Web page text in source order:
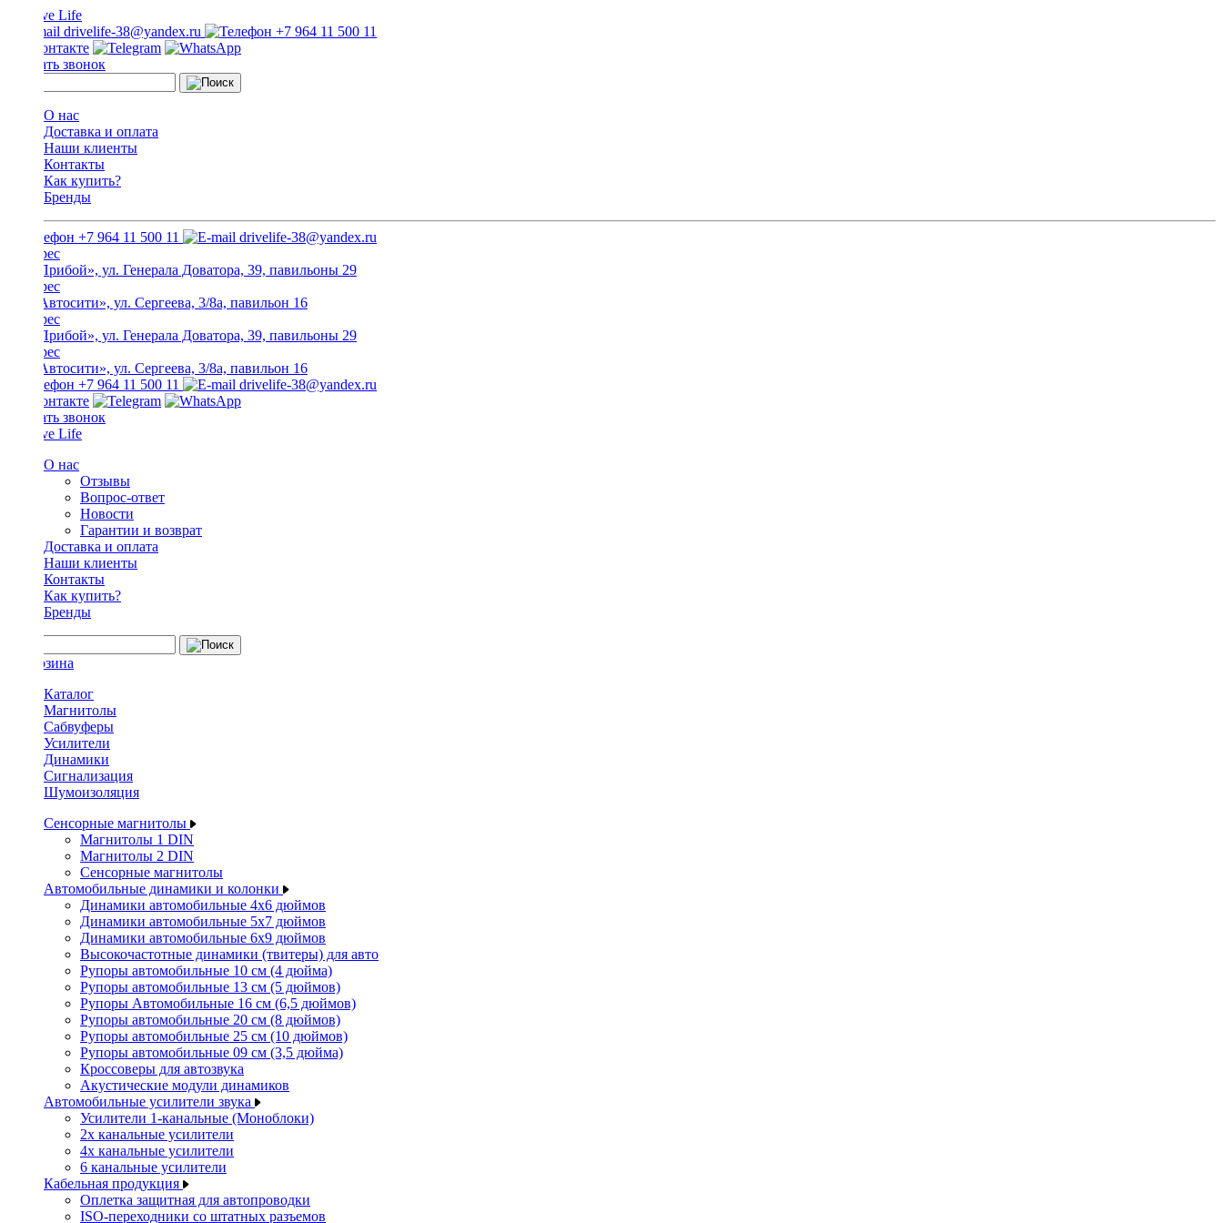
drivelife-38@yandex.ru +7 964 11 500 11
Заказать звонок
О нас
Доставка и оплата
Наши клиенты
Контакты
Как купить?
Бренды
+7 964 11 500 11 drivelife-38@yandex.ru
ТЦ «Прибой», ул. Генерала Доватора, 39, павильоны 29
ТЦ «Автосити», ул. Сергеева, 3/8а, павильон 16
ТЦ «Прибой», ул. Генерала Доватора, 39, павильоны 29
ТЦ «Автосити», ул. Сергеева, 3/8а, павильон 16
+7 964 11 500 11
drivelife-38@yandex.ru
Заказать звонок
О нас
Отзывы
Вопрос-ответ
Новости
Гарантии и возврат
Доставка и оплата
Наши клиенты
Контакты
Как купить?
Бренды
Каталог
Магнитолы
Сабвуферы
Усилители
Динамики
Сигнализация
Шумоизоляция
Сенсорные магнитолы
Магнитолы 1 DIN
Магнитолы 2 DIN
Сенсорные магнитолы
Автомобильные динамики и колонки
Динамики автомобильные 4x6 дюймов
Динамики автомобильные 5x7 дюймов
Динамики автомобильные 6x9 дюймов
Высокочастотные динамики (твитеры) для авто
Рупоры автомобильные 10 см (4 дюйма)
Рупоры автомобильные 13 см (5 дюймов)
Рупоры Автомобильные 16 см (6,5 дюймов)
Рупоры автомобильные 20 см (8 дюймов)
Рупоры автомобильные 25 см (10 дюймов)
Рупоры автомобильные 09 см (3,5 дюйма)
Кроссоверы для автозвука
Акустические модули динамиков
Автомобильные усилители звука
Усилители 1-канальные (Моноблоки)
2х канальные усилители
4х канальные усилители
6 канальные усилители
Кабельная продукция
Оплетка защитная для автопроводки
ISO-переходники со штатных разъемов